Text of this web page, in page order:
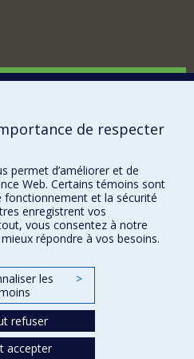
de respecter
permet d’améliorer et de
Web. Certains témoins sont
et la sécurité
enregistrent vos
vous consentez à notre
répondre à vos besoins.
les
>
refuser
accepter